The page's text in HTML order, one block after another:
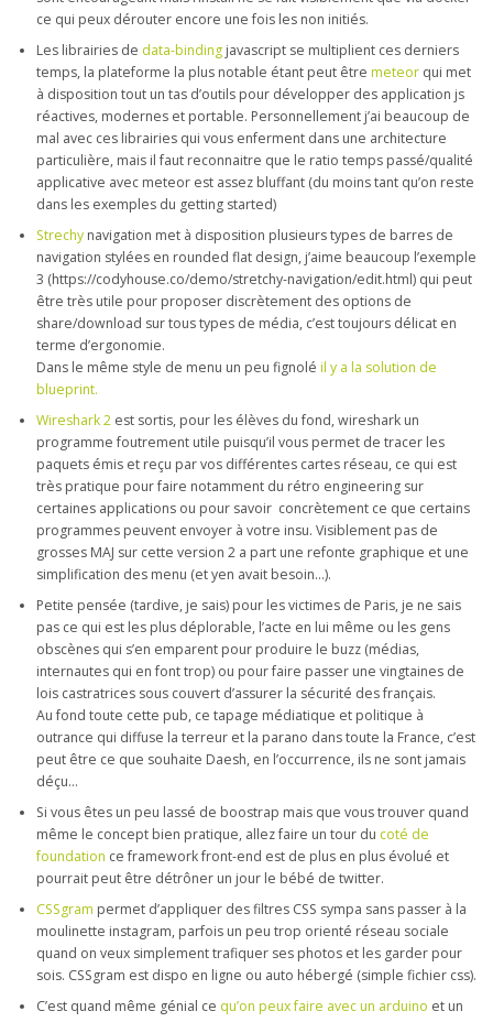
ce qui peux dérouter encore une fois les non initiés.
Les librairies de data-binding javascript se multiplient ces derniers
temps, la plateforme la plus notable étant peut êtremeteor qui met
à disposition tout un tas d’outils pour développer des application js
réactives, modernes et portable. Personnellement j’ai beaucoup de
mal avec ces librairies qui vous enferment dans une architecture
particulière, mais il faut reconnaitre que le ratio temps passé/qualité
applicative avec meteor est assez bluffant (du moins tant qu’on reste
dans les exemples du getting started)
Strechy navigation met à disposition plusieurs types de barres de
navigation stylées en rounded flat design, j’aime beaucoup l’exemple
3 (https://codyhouse.co/demo/stretchy-navigation/edit.html) qui peut
être très utile pour proposer discrètement des options de
share/download sur tous types de média, c’est toujours délicat en
terme d’ergonomie.
Dans le même style de menu un peu fignolé il y a la solution de
blueprint.
Wireshark 2 est sortis, pour les élèves du fond, wireshark un
programme foutrement utile puisqu’il vous permet de tracer les
paquets émis et reçu par vos différentes cartes réseau, ce qui est
très pratique pour faire notamment du rétro engineering sur
certaines applications ou pour savoir concrètement ce que certains
programmes peuvent envoyer à votre insu. Visiblement pas de
grosses MAJ sur cette version 2 a part une refonte graphique et une
simplification des menu (et yen avait besoin…).
Petite pensée (tardive, je sais) pour les victimes de Paris, je ne sais
pas ce qui est les plus déplorable, l’acte en lui même ou les gens
obscènes qui s’en emparent pour produire le buzz (médias,
internautes qui en font trop) ou pour faire passer une vingtaines de
lois castratrices sous couvert d’assurer la sécurité des français.
Au fond toute cette pub, ce tapage médiatique et politique à
outrance qui diffuse la terreur et la parano dans toute la France, c’est
peut être ce que souhaite Daesh, en l’occurrence, ils ne sont jamais
déçu…
Si vous êtes un peu lassé de boostrap mais que vous trouver quand
même le concept bien pratique, allez faire un tour du coté de
foundation ce framework front-end est de plus en plus évolué et
pourrait peut être détrôner un jour le bébé de twitter.
CSSgram permet d’appliquer des filtres CSS sympa sans passer à la
moulinette instagram, parfois un peu trop orienté réseau sociale
quand on veux simplement trafiquer ses photos et les garder pour
sois. CSSgram est dispo en ligne ou auto hébergé (simple fichier css).
C’est quand même génial ce qu’on peux faire avec un arduino et un